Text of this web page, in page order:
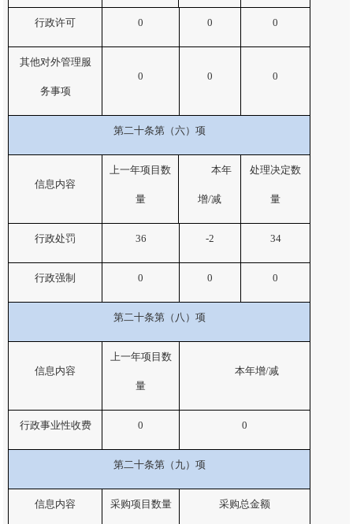
行政许可 0 0 0
其他对外管理服
务事项
0 0 0
第二十条第（六）项
信息内容
上一年项目数
量
本年
增/减
处理决定数
量
行政处罚 36 -2 34
行政强制 0 0 0
第二十条第（八）项
信息内容
上一年项目数
量
本年增/减
行政事业性收费 0 0
第二十条第（九）项
信息内容 采购项目数量 采购总金额